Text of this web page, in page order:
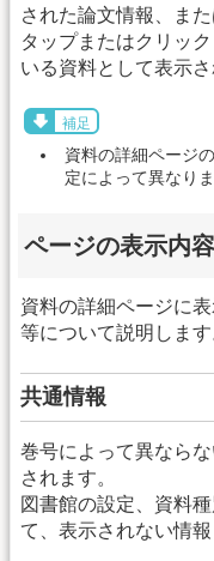
された論文情報、ま
タップまたはクリッ
いる資料として表示さ
補足
資料の詳細ページ
定によって異なりま
ページの表示内容
資料の詳細ページに
等について説明します
共通情報
巻号によって異なら
されます。
図書館の設定、資料
て、表示されない情報